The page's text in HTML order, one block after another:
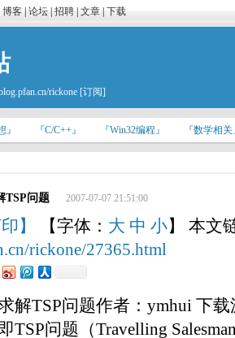
博客 论坛 招聘 文章 下载
rickone [订阅]
』 『C/C++』 『Win32编程』 『数学相
TSP问题 2007-07-07 21:51:00
】 【字体： 大 中 小】 本文
rickone/27365.html
解TSP问题作者：ymhui
TSP问题（Travelling